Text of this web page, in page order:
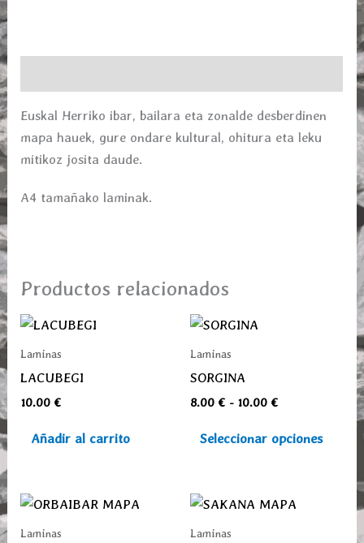
Euskal Herriko ibar, bailara eta zonalde desberdinen
mapa hauek, gure ondare kultural, ohitura eta leku
mitikoz josita daude.
A4 tamañako laminak.
Productos relacionados
Laminas
LACUBEGI
10.00 €
Añadir al carrito
Laminas
SORGINA
8.00 € - 10.00 €
Seleccionar opciones
tiene
Laminas Laminas